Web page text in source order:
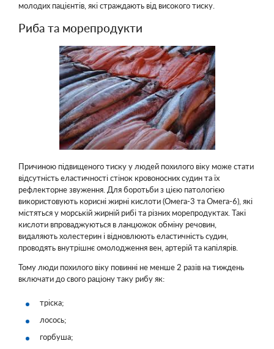
молодих пацієнтів, які страждають від високого тиску.
Риба та морепродукти
Причиною підвищеного тиску у людей похилого віку може стати
відсутність еластичності стінок кровоносних судин та їх
рефлекторне звуження. Для боротьби з цією патологією
використовують корисні жирні кислоти (Омега-3 та Омега-6), які
містяться у морській жирній рибі та різних морепродуктах. Такі
кислоти впроваджуються в ланцюжок обміну речовин,
видаляють холестерин і відновлюють еластичність судин,
проводять внутрішнє омолодження вен, артерій та капілярів.
Тому люди похилого віку повинні не менше 2 разів на тиждень
включати до свого раціону таку рибу як:
тріска;
лосось;
горбуша;